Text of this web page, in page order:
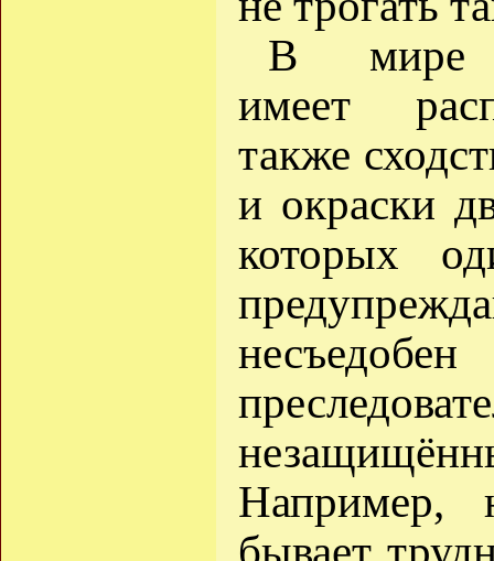
В мире
имеет
также
и окраски
которых
Например,